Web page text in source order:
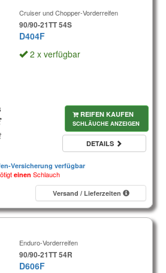
Cruiser und Chopper-Vorderreifen
90/90-21TT 54S
D404F
2 x verfügbar
REIFEN KAUFEN
SCHLÄUCHE ANZEIGEN
DETAILS
Versicherung verfügbar
einen Schlauch
Versand / Lieferzeiten
Enduro-Vorderreifen
90/90-21TT 54R
D606F